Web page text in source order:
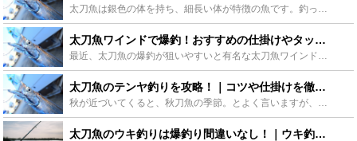
太刀魚は銀色の体を持ち、細長い体が特徴の魚です。釣って食べることもできるところから人気の釣りです。この記事では太刀魚釣りを始めたい方向けに仕掛けやタックル、釣り方や時期などを紹介します。太刀魚を始め...
太刀魚ワインドで爆釣！おすすめの仕掛けやタックル、しゃくり方のコツをご紹介！ - Leisurego(レジャーゴー)
最近、太刀魚の爆釣が狙いやすいと有名な太刀魚ワインドをご存知でしょうか？ワインドをすることで太刀魚の捕食本能を刺激させることでとてもよく釣れます。ここではおすすめの仕掛けや専用タックルなど、初心者の...
太刀魚のテンヤ釣りを攻略！｜コツや仕掛けを徹底解説！ - Leisurego(レジャーゴー)
秋が近づいてくると、秋刀魚の季節。とよく言いますが、ほかにも鯵や鯛、太刀魚などが旬を迎えます。そうです！太刀魚です。天然の太刀魚を丸々１匹買おうとなると高いもので１万を軽く超えてしまいます。どうせ天...
太刀魚のウキ釣りは爆釣り間違いなし！｜ウキ釣りおすすめ10選！ - Leisurego(レジャーゴー)